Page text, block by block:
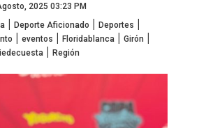
2025 03:23 PM
| Deporte Aficionado | Deportes |
| eventos | Floridablanca| Girón |
| Región